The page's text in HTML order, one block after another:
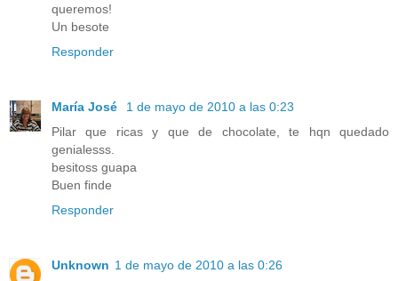
queremos!
Un besote
Responder
María José
1 de mayo de 2010 a las 0:23
Pilar que ricas y que de chocolate, te hqn quedado
genialesss.
besitoss guapa
Buen finde
Responder
Unknown 1 de mayo de 2010 a las 0:26